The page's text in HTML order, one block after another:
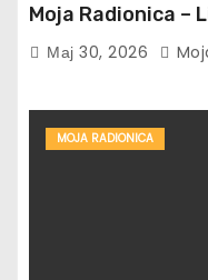
Moja Radionica –
Мај 30, 2026
MOJA RADIONICA